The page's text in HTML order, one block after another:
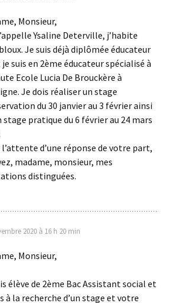
Monsieur,
Ysaline Deterville, j’habite
Je suis déjà diplômée éducateur
je suis en 2ème éducateur spécialisé à
Ecole Lucia De Brouckère à
Je dois réaliser un stage
du 30 janvier au 3 février ainsi
stage pratique du 6 février au 24 mars
l’attente d’une réponse de votre part,
madame, monsieur, mes
distinguées.
2020 à 16 h 20 min
Monsieur,
élève de 2ème Bac Assistant social et
à la recherche d’un stage et votre